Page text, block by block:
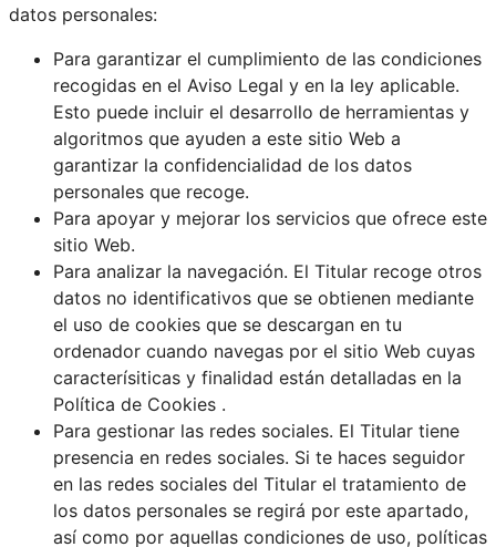
datos personales:
Para garantizar el cumplimiento de las condiciones
recogidas en el Aviso Legal y en la ley aplicable.
Esto puede incluir el desarrollo de herramientas y
algoritmos que ayuden a este sitio Web a
garantizar la confidencialidad de los datos
personales que recoge.
Para apoyar y mejorar los servicios que ofrece este
sitio Web.
Para analizar la navegación. El Titular recoge otros
datos no identificativos que se obtienen mediante
el uso de cookies que se descargan en tu
ordenador cuando navegas por el sitio Web cuyas
caracterísiticas y finalidad están detalladas en la
Política de Cookies .
Para gestionar las redes sociales. El Titular tiene
presencia en redes sociales. Si te haces seguidor
en las redes sociales del Titular el tratamiento de
los datos personales se regirá por este apartado,
así como por aquellas condiciones de uso, políticas